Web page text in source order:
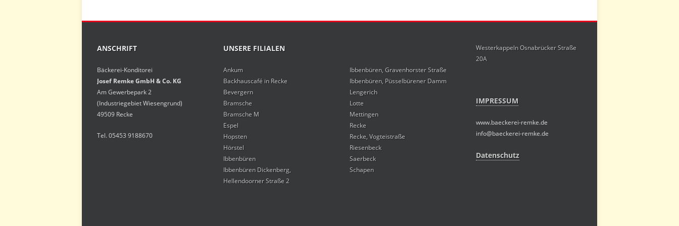
ANSCHRIFT
Bäckerei-Konditorei
Josef Remke GmbH & Co. KG
Am Gewerbepark 2
(Industriegebiet Wiesengrund)
49509 Recke
Tel. 05453 9188670
UNSERE FILIALEN
Ankum
Backhauscafé in Recke
Bevergern
Bramsche
Bramsche M
Espel
Hopsten
Hörstel
Ibbenbüren
Ibbenbüren Dickenberg,
Hellendoorner Straße 2
Ibbenbüren, Gravenhorster Straße
Ibbenbüren, Püsselbürener Damm
Lengerich
Lotte
Mettingen
Recke
Recke, Vogteistraße
Riesenbeck
Saerbeck
Schapen
Westerkappeln Osnabrücker Straße
20A
IMPRESSUM
www.baeckerei-remke.de
info@baeckerei-remke.de
Datenschutz